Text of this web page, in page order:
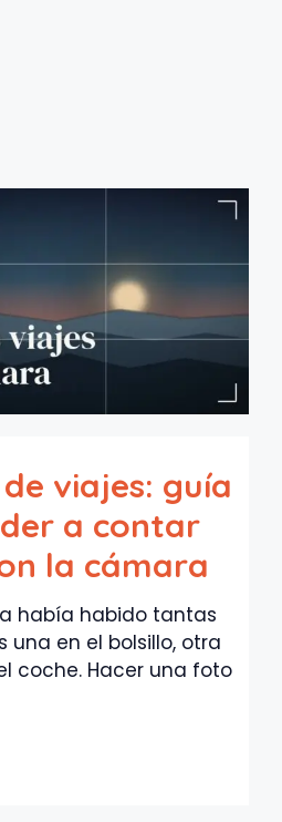
viajes: guía
a contar
la cámara
había habido tantas
una en el bolsillo, otra
coche. Hacer una foto